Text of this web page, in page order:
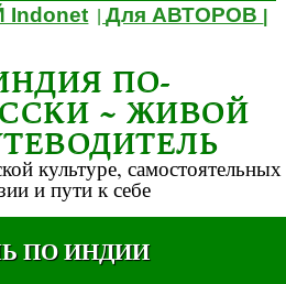
|Для АВТОРОВ
ПО-
~ ЖИВОЙ
культуре, самостоятельных
и пути к себе
ПО ИНДИИ